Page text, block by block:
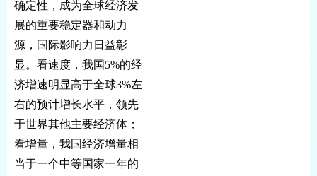
确定性，成为全球经济发
展的重要稳定器和动力
源，国际影响力日益彰
显。看速度，我国5%的经
济增速明显高于全球3%左
右的预计增长水平，领先
于世界其他主要经济体；
看增量，我国经济增量相
当于一个中等国家一年的